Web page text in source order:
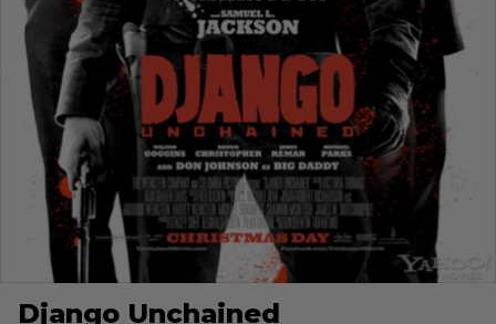
Django Unchained